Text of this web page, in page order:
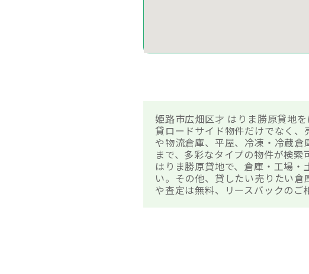
姫路市広畑区才 はりま勝原貸地
貸ロードサイド物件だけでなく
や物流倉庫、平屋、冷凍・冷蔵
まで、多彩なタイプの物件が検
はりま勝原貸地で、倉庫・工場
い。その他、貸したい売りたい
や査定は無料、リースバックのご